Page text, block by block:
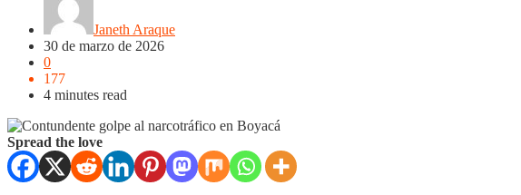
Janeth Araque
30 de marzo de 2026
0
177
4 minutes read
Spread the love